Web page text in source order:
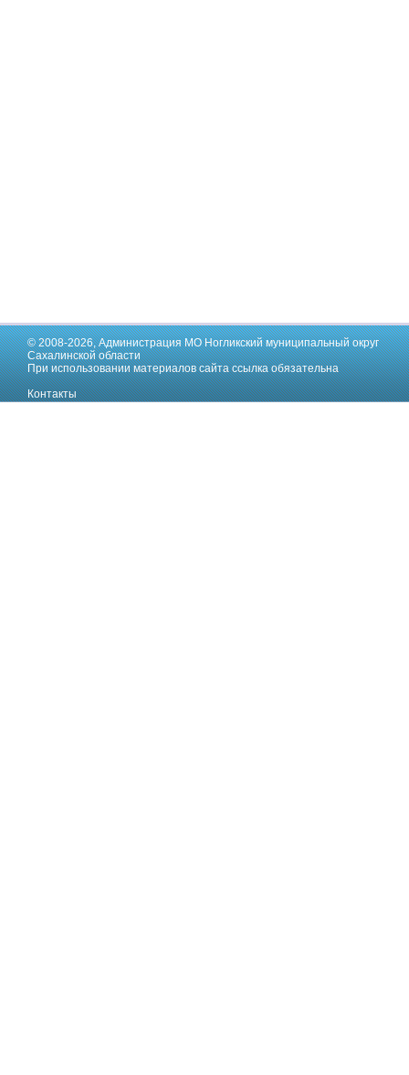
© 2008-2026,Администрация МО Ногликский муниципальный округ
Сахалинской области
При использовании материалов сайта ссылка обязательна
Контакты